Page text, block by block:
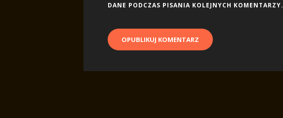
DANE PODCZAS PISANIA KOLEJNYCH KOMENTARZY.